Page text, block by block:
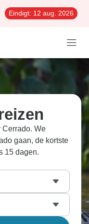
Eindigt: 12 aug. 2026
Cerrado. We
gaan, de kortste
15 dagen.